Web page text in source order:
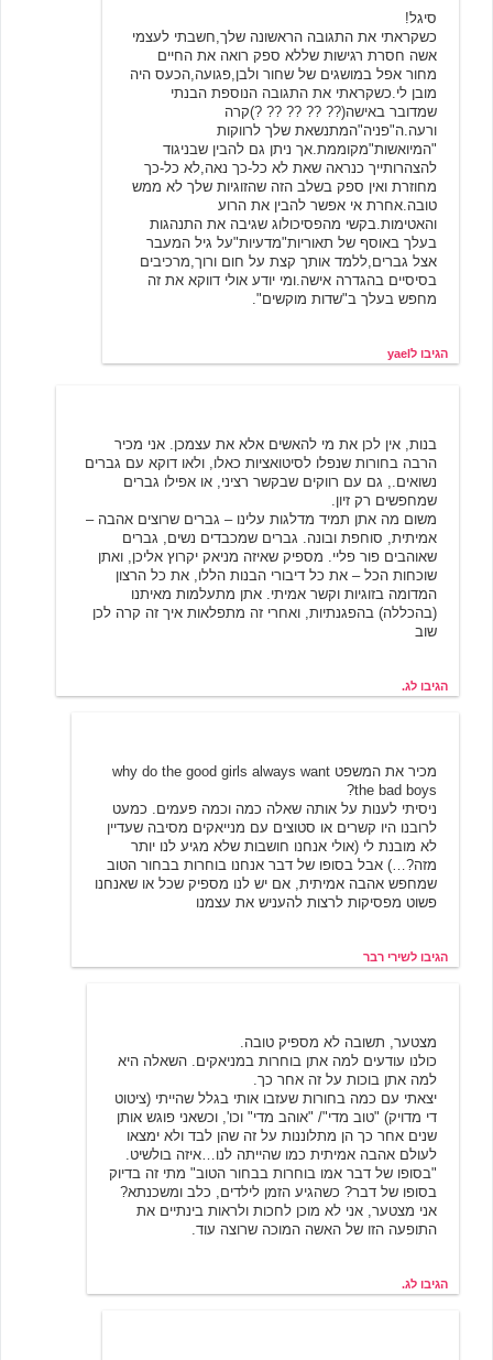
סיגל!
כשקראתי את התגובה הראשונה שלך,חשבתי לעצמי
אשה חסרת רגישות שללא ספק רואה את החיים
מחור אפל במושגים של שחור ולבן,פגועה,הכעס היה
מובן לי.כשקראתי את התגובה הנוספת הבנתי
שמדובר באישה(?? ?? ?? ?? ?)קרה
ורעה.ה"פניה"המתנשאת שלך לרווקות
"המיואשות"מקוממת.אך ניתן גם להבין שבניגוד
להצהרותייך כנראה שאת לא כל-כך נאה,לא כל-כך
מחוזרת ואין ספק בשלב הזה שהזוגיות שלך לא ממש
טובה.אחרת אי אפשר להבין את הרוע
והאטימות.בקשי מהפסיכולוג שגיבה את התנהגות
בעלך באוסף של תאוריות"מדעיות"על גיל המעבר
אצל גברים,ללמד אותך קצת על חום ורוך,מרכיבים
בסיסיים בהגדרה אישה.ומי יודע אולי דווקא את זה
מחפש בעלך ב"שדות מוקשים".
הגיבו לyael
בנות, אין לכן את מי להאשים אלא את עצמכן. אני מכיר
הרבה בחורות שנפלו לסיטואציות כאלו, ולאו דוקא עם גברים
נשואים., גם עם רווקים שבקשר רציני, או אפילו גברים
שמחפשים רק זיון.
משום מה אתן תמיד מדלגות עלינו – גברים שרוצים אהבה –
אמיתית, סוחפת ובונה. גברים שמכבדים נשים, גברים
שאוהבים פור פליי. מספיק שאיזה מניאק יקרוץ אליכן, ואתן
שוכחות הכל – את כל דיבורי הבנות הללו, את כל הרצון
המדומה בזוגיות וקשר אמיתי. אתן מתעלמות מאיתנו
(בהכללה) בהפגנתיות, ואחרי זה מתפלאות איך זה קרה לכן
שוב
הגיבו לג.
מכיר את המשפט why do the good girls always want
the bad boys?
ניסיתי לענות על אותה שאלה כמה וכמה פעמים. כמעט
לרובנו היו קשרים או סטוצים עם מנייאקים מסיבה שעדיין
לא מובנת לי (אולי אנחנו חושבות שלא מגיע לנו יותר
מזה?…) אבל בסופו של דבר אנחנו בוחרות בבחור הטוב
שמחפש אהבה אמיתית, אם יש לנו מספיק שכל או שאנחנו
פשוט מפסיקות לרצות להעניש את עצמנו
הגיבו לשירי רבר
מצטער, תשובה לא מספיק טובה.
כולנו עודעים למה אתן בוחרות במניאקים. השאלה היא
למה אתן בוכות על זה אחר כך.
יצאתי עם כמה בחורות שעזבו אותי בגלל שהייתי (ציטוט
די מדויק) "טוב מדי"/ "אוהב מדי" וכו', וכשאני פוגש אותן
שנים אחר כך הן מתלוננות על זה שהן לבד ולא ימצאו
לעולם אהבה אמיתית כמו שהייתה לנו…איזה בולשיט.
"בסופו של דבר אמו בוחרות בבחור הטוב" מתי זה בדיוק
בסופו של דבר? כשהגיע הזמן לילדים, כלב ומשכנתא?
אני מצטער, אני לא מוכן לחכות ולראות בינתיים את
התופעה הזו של האשה המוכה שרוצה עוד.
הגיבו לג.